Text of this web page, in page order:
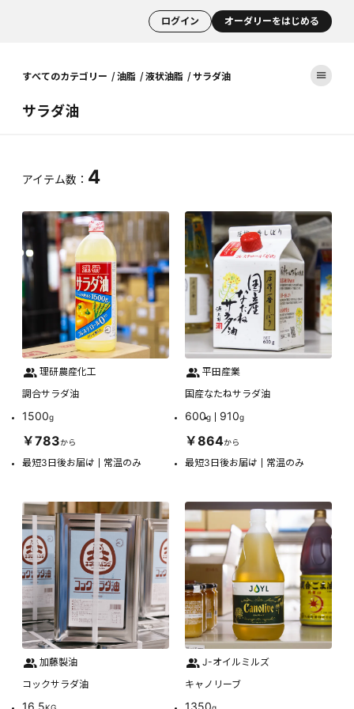
ログイン オーダリーをはじめる
すべてのカテゴリー 油脂 液状油脂 サラダ油
サラダ油
アイテム数： 4
理研農産化工
調合サラダ油
1500g
￥783から
最短3日後お届け 常温のみ
平田産業
国産なたねサラダ油
600g 910g
￥864から
最短3日後お届け 常温のみ
加藤製油
コックサラダ油
16.5
J-オイルミルズ
キャノリーブ
1350